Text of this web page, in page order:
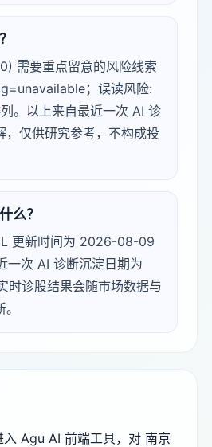
需要重点留意的风险线索
；误读风险:
。以上来自最近一次 AI 诊
，仅供研究参考，不构成投
么？
更新时间为 2026-08-09
一次 AI 诊断沉淀日期为
诊股结果会随市场数据与
入 Agu AI 前端工具，对 南京